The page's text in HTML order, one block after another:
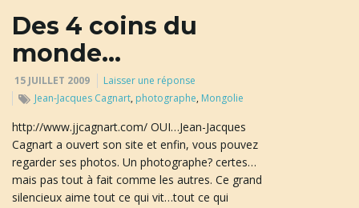
Des 4 coins du
monde…
15 JUILLET 2009
Laisser une réponse
Jean-Jacques Cagnart, photographe, Mongolie
http://www.jjcagnart.com/ OUI…Jean-Jacques
Cagnart a ouvert son site et enfin, vous pouvez
regarder ses photos. Un photographe? certes…
mais pas tout à fait comme les autres. Ce grand
silencieux aime tout ce qui vit…tout ce qui